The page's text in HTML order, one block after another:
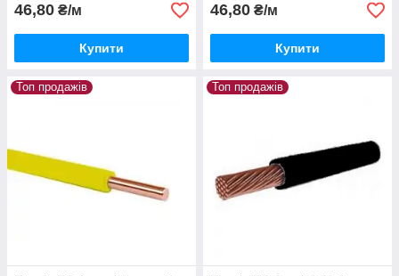
46,80 ₴/м
Купити
46,80 ₴/м
Купити
Топ продажів Топ продажів